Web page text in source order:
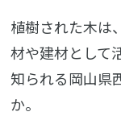
植樹された木は
材や建材として
知られる岡山県
か。